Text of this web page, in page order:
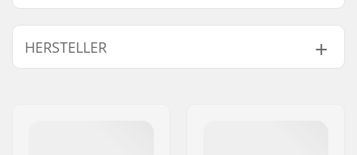
Ski-Typ:
Klassisch
Kompatible Stiefel:
Turnamic (NNN)
HERSTELLER